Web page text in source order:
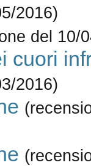
2016)
del 10/
cuori
2016)